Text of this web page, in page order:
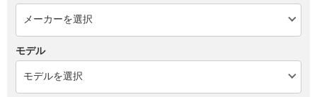
モデル